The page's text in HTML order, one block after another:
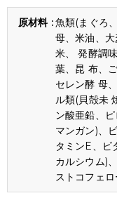
魚類(まぐろ
母、米油、
米、 発酵調
葉、昆 布、
セレン酵 母
ル類(貝殻未
ン酸亜鉛、
マンガン)、
タミンE、ビ
カルシウム)
ストコフェロ